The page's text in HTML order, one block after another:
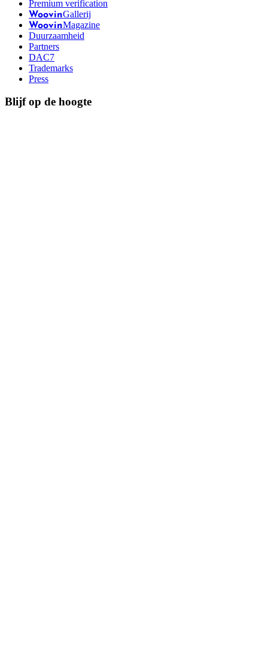
Premium verification
WoovinGallerij
WoovinMagazine
Duurzaamheid
Partners
DAC7
Trademarks
Press
Blijf op de hoogte